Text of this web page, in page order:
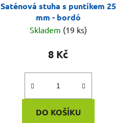
Saténová stuha s puntíkem 25
mm - bordó
Skladem (19 ks)
8 Kč
DO KOŠÍKU